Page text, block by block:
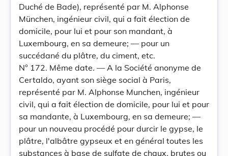
Duché de Bade), représenté par M. Alphonse
München, ingénieur civil, qui a fait élection de
domicile, pour lui et pour son mandant, à
Luxembourg, en sa demeure; — pour un
succédané du plâtre, du ciment, etc.
N° 172. Même date. — A la Société anonyme de
Certaldo, ayant son siège social à Paris,
représenté par M. Alphonse Munchen, ingénieur
civil, qui a fait élection de domicile, pour lui et pour
sa mandante, à Luxembourg, en sa demeure; —
pour un nouveau procédé pour durcir le gypse, le
plâtre, l'albâtre gypseux et en général toutes les
substances à base de sulfate de chaux, brutes ou